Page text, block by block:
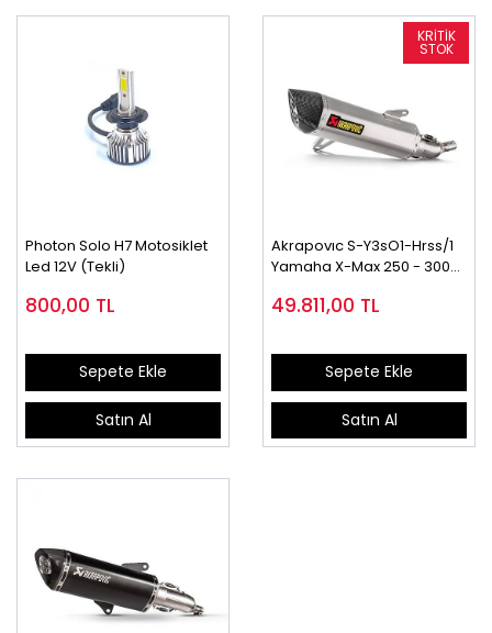
Photon Solo H7 Motosiklet
Led 12V (Tekli)
800,00 TL
Sepete Ekle
Satın Al
Akrapovıc S-Y3sO1-Hrss/1
Yamaha X-Max 250 - 300
Egzoz
49.811,00 TL
Sepete Ekle
Satın Al